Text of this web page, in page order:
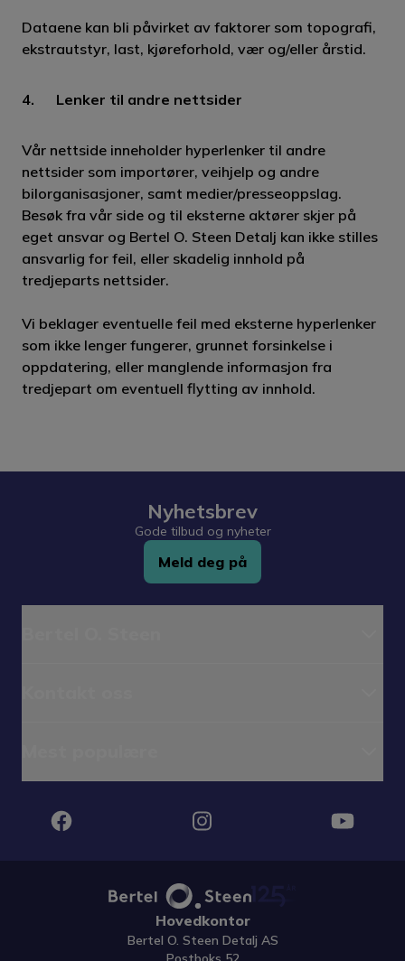
Dataene kan bli påvirket av faktorer som topografi,
ekstrautstyr, last, kjøreforhold, vær og/eller årstid.
4. Lenker til andre nettsider
Vår nettside inneholder hyperlenker til andre
nettsider som importører, veihjelp og andre
bilorganisasjoner, samt medier/presseoppslag.
Besøk fra vår side og til eksterne aktører skjer på
eget ansvar og Bertel O. Steen Detalj kan ikke stilles
ansvarlig for feil, eller skadelig innhold på
tredjeparts nettsider.
Vi beklager eventuelle feil med eksterne hyperlenker
som ikke lenger fungerer, grunnet forsinkelse i
oppdatering, eller manglende informasjon fra
tredjepart om eventuell flytting av innhold.
Nyhetsbrev
Gode tilbud og nyheter
Meld deg på
Hovedkontor
Bertel O. Steen Detalj AS